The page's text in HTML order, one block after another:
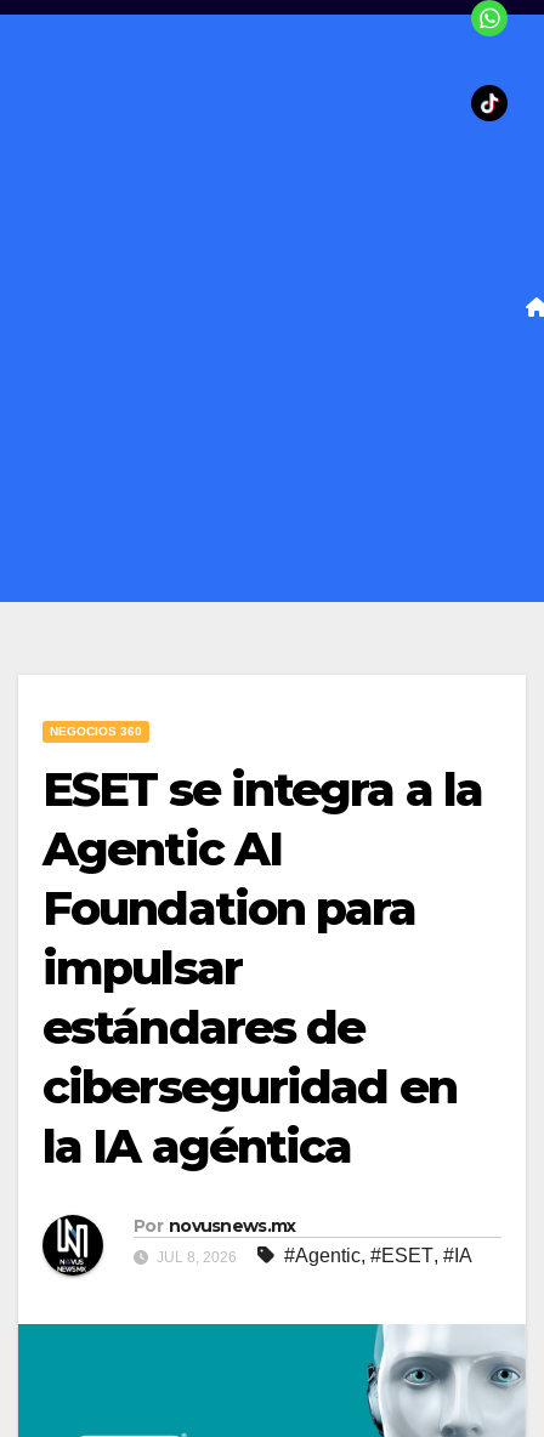
NEGOCIOS 360
ESET se integra a la
Agentic AI
Foundation para
impulsar
estándares de
ciberseguridad en
la IA agéntica
Por novusnews.mx
JUL 8, 2026 #Agentic, #ESET, #IA